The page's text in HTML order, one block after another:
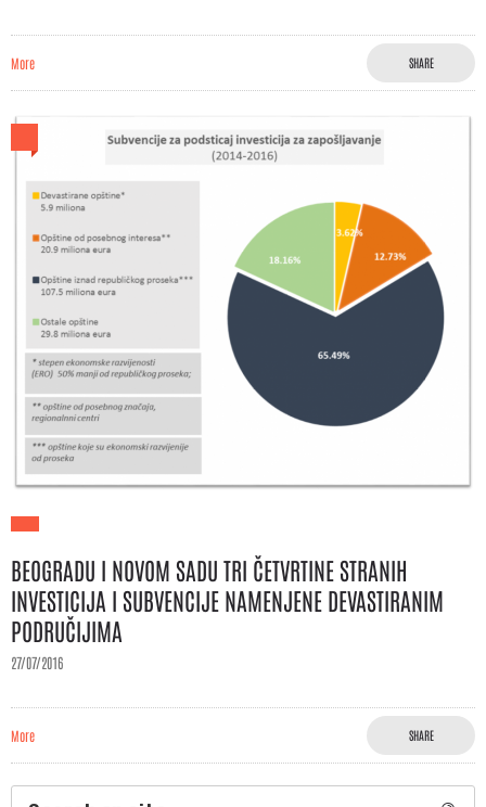
More SHARE
BEOGRADU I NOVOM SADU TRI ČETVRTINE STRANIH
INVESTICIJA I SUBVENCIJE NAMENJENE DEVASTIRANIM
PODRUČIJIMA
27/07/2016
More SHARE